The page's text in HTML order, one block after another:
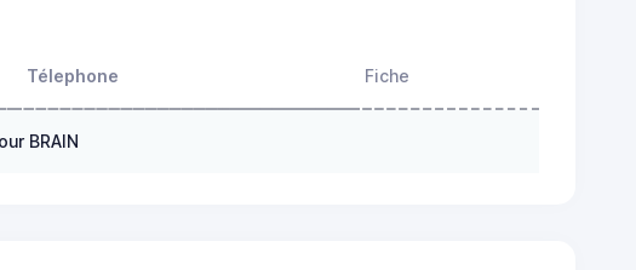
Télephone Fiche
BRAIN